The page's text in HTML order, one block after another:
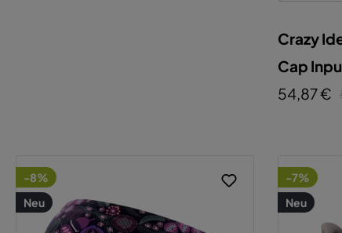
Crazy
Cap
54,87 €
-8%
Neu
-7%
Neu